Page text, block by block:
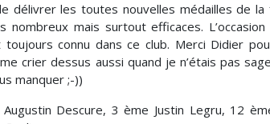
délivrer les toutes nouvelles médailles de
nombreux mais surtout efficaces. L’occasion
connu dans ce club. Merci Didier
crier dessus aussi quand je n’étais pas
manquer ;-))
Descure, 3 ème Justin Legru, 12